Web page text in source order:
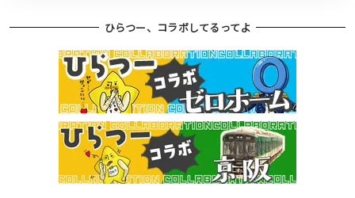
ひらつー、コラボしてるってよ